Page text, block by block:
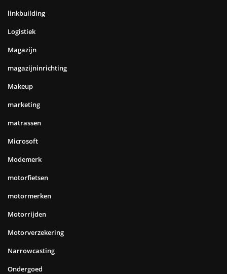
linkbuilding
Logistiek
Magazijn
magazijninrichting
Makeup
marketing
matrassen
Microsoft
Modemerk
motorfietsen
motormerken
Motorrijden
Motorverzekering
Narrowcasting
Ondergoed